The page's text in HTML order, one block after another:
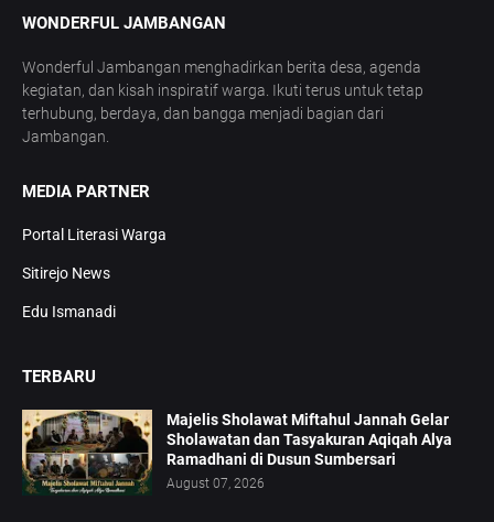
WONDERFUL JAMBANGAN
Wonderful Jambangan menghadirkan berita desa, agenda
kegiatan, dan kisah inspiratif warga. Ikuti terus untuk tetap
terhubung, berdaya, dan bangga menjadi bagian dari
Jambangan.
MEDIA PARTNER
Portal Literasi Warga
Sitirejo News
Edu Ismanadi
TERBARU
Majelis Sholawat Miftahul Jannah Gelar
Sholawatan dan Tasyakuran Aqiqah Alya
Ramadhani di Dusun Sumbersari
August 07, 2026